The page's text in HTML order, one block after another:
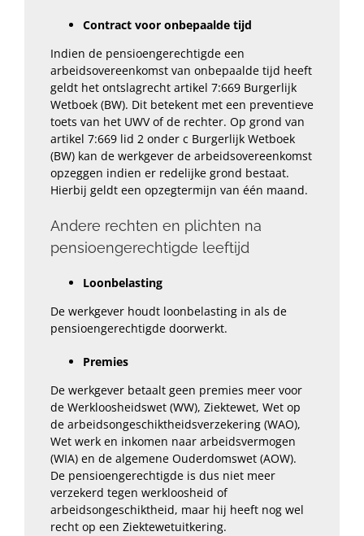
Contract voor onbepaalde tijd
Indien de pensioengerechtigde een
arbeidsovereenkomst van onbepaalde tijd heeft
geldt het ontslagrecht artikel 7:669 Burgerlijk
Wetboek (BW). Dit betekent met een preventieve
toets van het UWV of de rechter. Op grond van
artikel 7:669 lid 2 onder c Burgerlijk Wetboek
(BW) kan de werkgever de arbeidsovereenkomst
opzeggen indien er redelijke grond bestaat.
Hierbij geldt een opzegtermijn van één maand.
Andere rechten en plichten na
pensioengerechtigde leeftijd
Loonbelasting
De werkgever houdt loonbelasting in als de
pensioengerechtigde doorwerkt.
Premies
De werkgever betaalt geen premies meer voor
de Werkloosheidswet (WW), Ziektewet, Wet op
de arbeidsongeschiktheidsverzekering (WAO),
Wet werk en inkomen naar arbeidsvermogen
(WIA) en de algemene Ouderdomswet (AOW).
De pensioengerechtigde is dus niet meer
verzekerd tegen werkloosheid of
arbeidsongeschiktheid, maar hij heeft nog wel
recht op een Ziektewetuitkering.